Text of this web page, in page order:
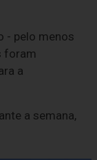
- pelo menos
foram
a
a semana,